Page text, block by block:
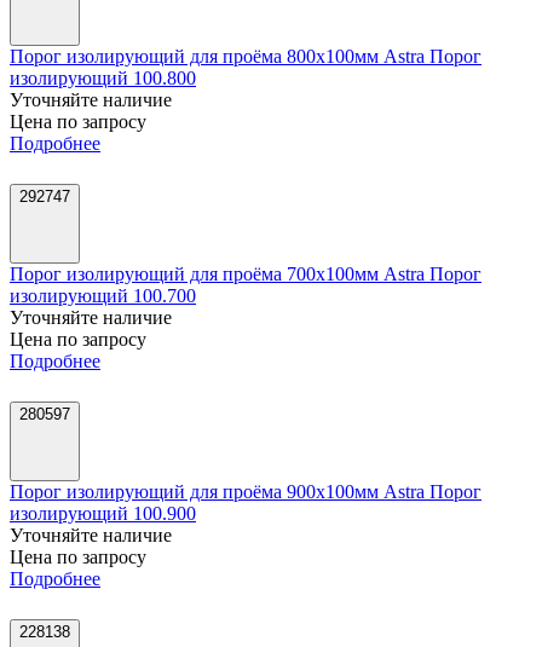
Порог изолирующий для проёма 800х100мм Astra Порог
изолирующий 100.800
Уточняйте наличие
Цена по запросу
Подробнее
292747
Порог изолирующий для проёма 700х100мм Astra Порог
изолирующий 100.700
Уточняйте наличие
Цена по запросу
Подробнее
280597
Порог изолирующий для проёма 900х100мм Astra Порог
изолирующий 100.900
Уточняйте наличие
Цена по запросу
Подробнее
228138